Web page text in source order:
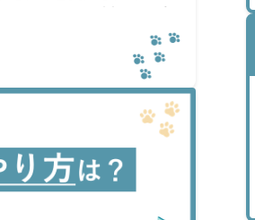
介します。年末調整の手